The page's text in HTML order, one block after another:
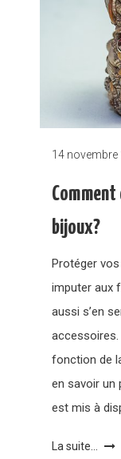
14 novembre
bijoux?
Protéger
imputer aux
aussi s’en
fonction de
en savoir un
est mis à
La suite...